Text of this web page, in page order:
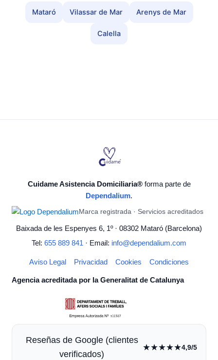
Mataró Vilassar de Mar Arenys de Mar
Calella
Cuidame Asistencia Domiciliaria®forma parte de
Dependalium.
Marca registrada · Servicios acreditados
Baixada de les Espenyes 6, 1º · 08302 Mataró (Barcelona)
Tel: 655 889 841 · Email: info@dependalium.com
Aviso Legal Privacidad Cookies Condiciones
Agencia acreditada por la Generalitat de Catalunya
Reseñas de Google (clientes
verificados)
★★★★★4,9/5